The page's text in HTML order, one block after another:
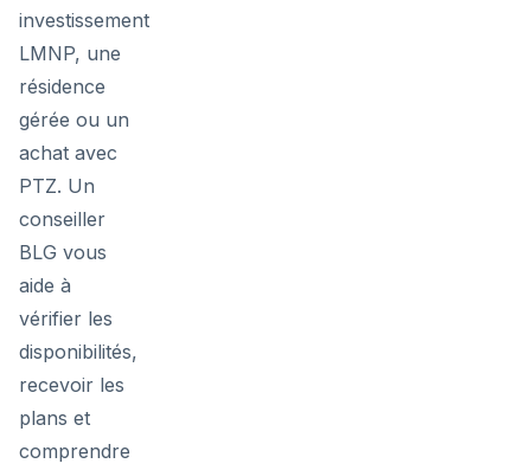
investissement
LMNP, une
résidence
gérée ou un
achat avec
PTZ. Un
conseiller
BLG vous
aide à
vérifier les
disponibilités,
recevoir les
plans et
comprendre